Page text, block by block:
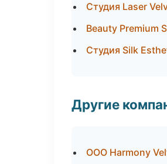
Студия Laser
Beauty Premium
Студия Silk
Другие
ООО Harmony